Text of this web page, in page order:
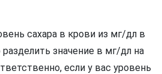
сахара в крови из мг/дл в
значение в мг/дл на
если у вас уровень